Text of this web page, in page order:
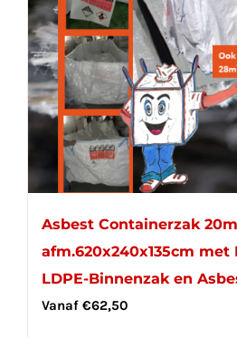
Asbest Containerzak
afm.620x240x135cm
LDPE-Binnenzak en
Vanaf €62,50